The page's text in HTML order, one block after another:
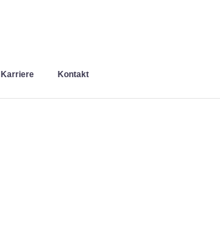
Karriere Kontakt